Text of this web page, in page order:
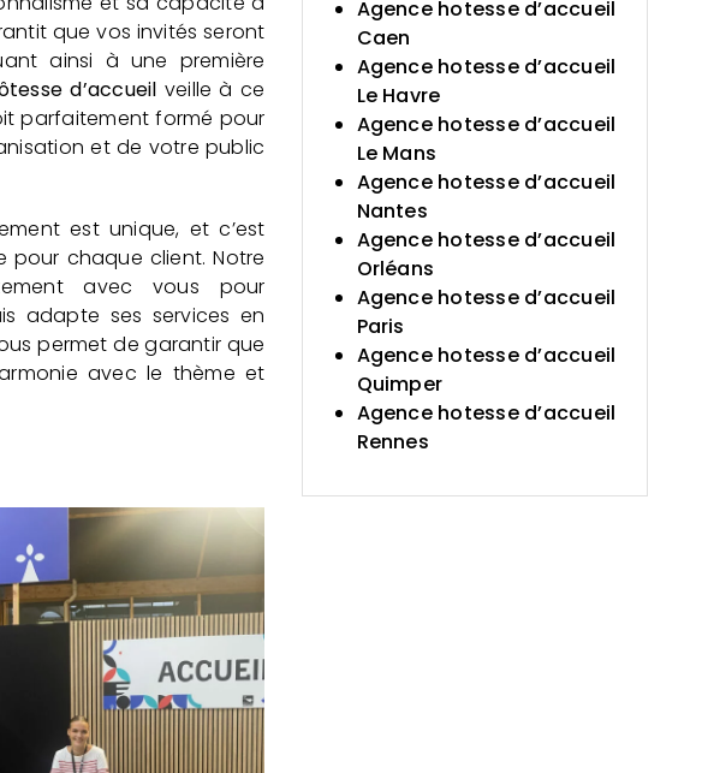
que vos invités seront
ainsi à une première
d’accueil veille à ce
parfaitement formé pour
et de votre public
est unique, et c’est
pour chaque client. Notre
avec vous pour
adapte ses services en
permet de garantir que
avec le thème et
Agence hotesse d’accueil
Caen
Agence hotesse d’accueil
Le Havre
Agence hotesse d’accueil
Le Mans
Agence hotesse d’accueil
Nantes
Agence hotesse d’accueil
Orléans
Agence hotesse d’accueil
Paris
Agence hotesse d’accueil
Quimper
Agence hotesse d’accueil
Rennes